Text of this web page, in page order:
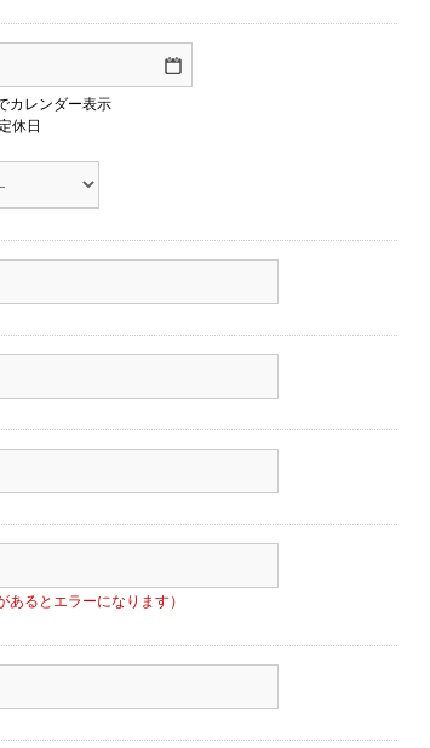
カレンダー表示
休日
るとエラーになります）